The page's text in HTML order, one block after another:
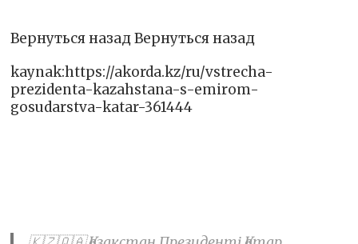
Вернуться назад Вернуться назад
kaynak:https://akorda.kz/ru/vstrecha-
prezidenta-kazahstana-s-emirom-
gosudarstva-katar-361444